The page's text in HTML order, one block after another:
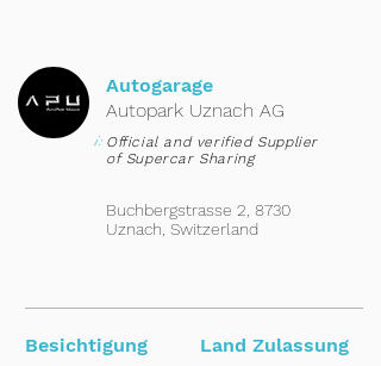
Autogarage
Autopark Uznach AG
i: Official and verified Supplier
of Supercar Sharing
Buchbergstrasse 2, 8730
Uznach, Switzerland
Besichtigung Land Zulassung